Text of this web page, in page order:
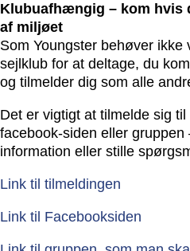
Klubuafhængig – kom hvis
af miljøet
Som Youngster behøver
sejlklub for at deltage, du
og tilmelder dig som alle
Det er vigtigt at tilmelde sig til
facebook-siden eller gruppen
information eller stille
Link til tilmeldingen
Link til Facebooksiden